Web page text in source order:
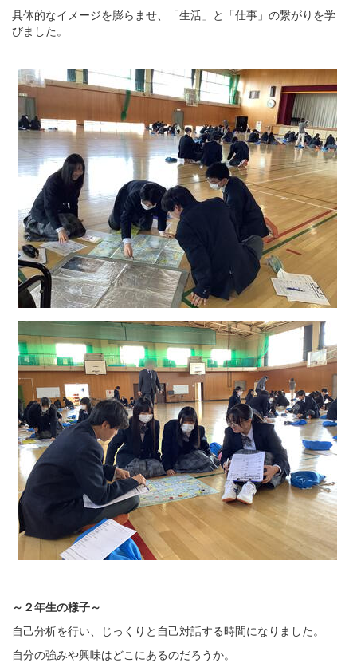
具体的なイメージを膨らませ、「生活」と「仕事」の繋がりを学
びました。
～２年生の様子～
自己分析を行い、じっくりと自己対話する時間になりました。
自分の強みや興味はどこにあるのだろうか。